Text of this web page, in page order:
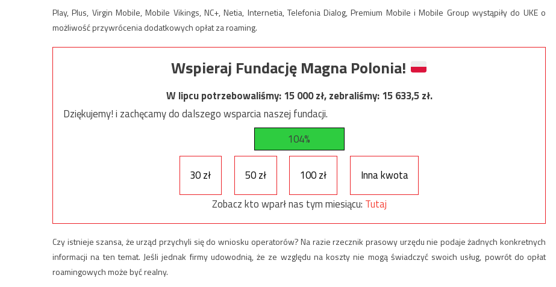
Play, Plus, Virgin Mobile, Mobile Vikings, NC+, Netia, Internetia, Telefonia Dialog, Premium Mobile i Mobile Group wystąpiły do UKE o
możliwość przywrócenia dodatkowych opłat za roaming.
Wspieraj Fundację Magna Polonia!
W lipcu potrzebowaliśmy:15 000zł, zebraliśmy:15 633,5zł.
Dziękujemy! i zachęcamy do dalszego wsparcia naszej fundacji.
104%
30 zł 50 zł 100 zł
Inna kwota
Zobacz kto wparł nas tym miesiącu: Tutaj
Czy istnieje szansa, że urząd przychyli się do wniosku operatorów? Na razie rzecznik prasowy urzędu nie podaje żadnych konkretnych
informacji na ten temat. Jeśli jednak firmy udowodnią, że ze względu na koszty nie mogą świadczyć swoich usług, powrót do opłat
roamingowych może być realny.